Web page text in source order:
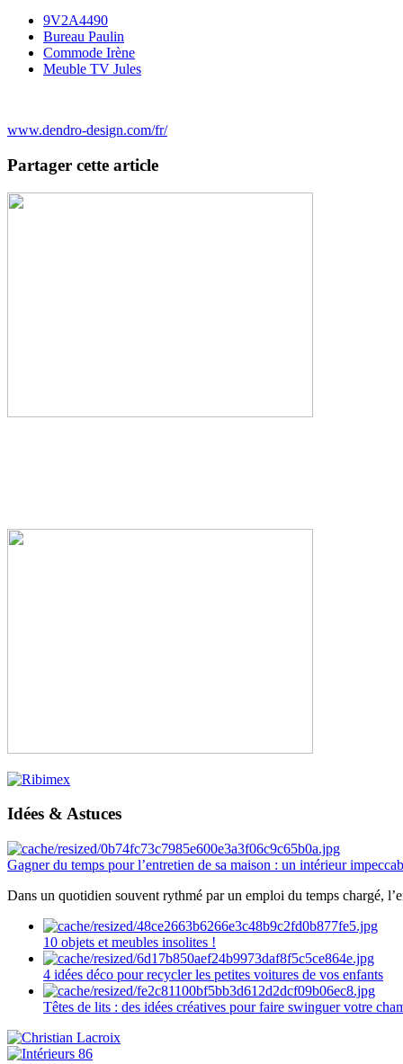
9V2A4490
Bureau Paulin
Commode Irène
Meuble TV Jules
www.dendro-design.com/fr/
Partager cette article
Idées & Astuces
Gagner du temps pour l’entretien de sa maison : un intérieur
Dans un quotidien souvent rythmé par un emploi du temps chargé,
10 objets et meubles insolites !
4 idées déco pour recycler les petites voitures de vos enfants
Têtes de lits : des idées créatives pour faire swinguer votre